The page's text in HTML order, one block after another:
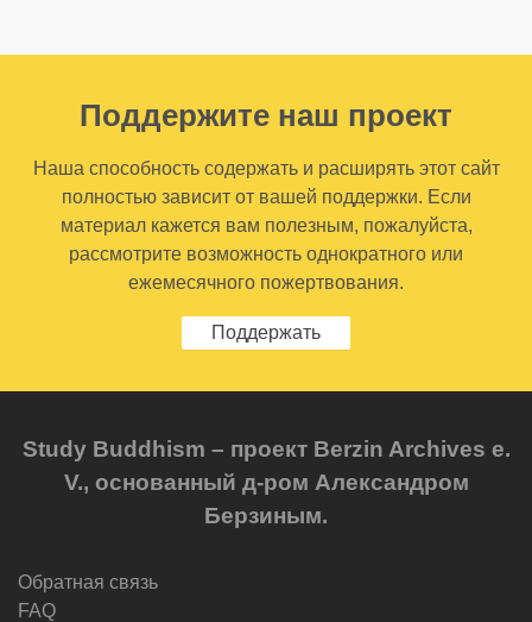
Поддержите наш проект
Наша способность содержать и расширять этот сайт
полностью зависит от вашей поддержки. Если
материал кажется вам полезным, пожалуйста,
рассмотрите возможность однократного или
ежемесячного пожертвования.
Поддержать
Study Buddhism – проект Berzin Archives e.
V., основанный д-ром Александром
Берзиным.
Обратная связь
FAQ